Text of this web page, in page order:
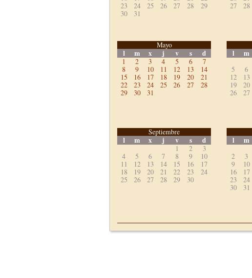
23
24 25 26 27 28
29
30
31
27
28
Mayo
l m x j v s d
1 2 3 4 5 6
7
8
9 10 11 12 13
14
15
16 17 18 19 20
21
22
23 24 25 26 27
28
29
30 31
l m
5
6
12
13
19
20
26
27
Septiembre
l m x j v s d
1 2
3
4
5 6 7 8 9
10
11
12 13 14 15 16
17
18
19 20 21 22 23
24
25
26 27 28 29 30
l m
2
3
9
10
16
17
23
24
30
31